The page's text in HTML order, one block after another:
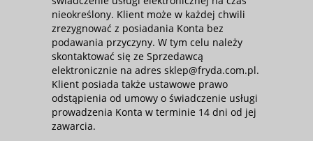
nieokreślony. Klient może w każdej chwili
zrezygnować z posiadania Konta bez
podawania przyczyny. W tym celu należy
skontaktować się ze Sprzedawcą
elektronicznie na adres sklep@fryda.com.pl.
Klient posiada także ustawowe prawo
odstąpienia od umowy o świadczenie usługi
prowadzenia Konta w terminie 14 dni od jej
zawarcia.